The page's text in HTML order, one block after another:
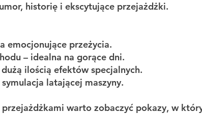
historię i ekscytujące przejażdżki.
emocjonujące przeżycia.
– idealna na gorące dni.
ilością efektów specjalnych.
latającej maszyny.
warto zobaczyć pokazy, w